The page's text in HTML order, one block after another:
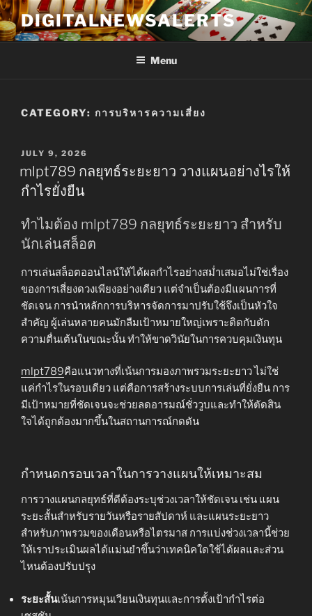
Skip
to
content
DIGITALNEWSALERTS
Menu
CATEGORY: การบริหารความเสี่ยง
POSTED
ON
JULY 9, 2026
mlpt789 กลยุทธ์ระยะยาว วางแผนอย่างไรให้
กำไรยั่งยืน
ทำไมต้อง mlpt789 กลยุทธ์ระยะยาว สำหรับ
นักเล่นสล็อต
การเล่นสล็อตออนไลน์ให้ได้ผลกำไรอย่างสม่ำเสมอไม่ใช่เรื่อง
ของการเสี่ยงดวงเพียงอย่างเดียว แต่จำเป็นต้องมีแผนการที่
ชัดเจน การนำหลักการบริหารจัดการมาปรับใช้จึงเป็นหัวใจ
สำคัญ ผู้เล่นหลายคนมักลืมเป้าหมายใหญ่เพราะติดกับดัก
ความตื่นเต้นในขณะนั้น ทำให้ขาดวินัยในการควบคุมเงินทุน
mlpt789คือแนวทางที่เน้นการมองภาพรวมระยะยาว ไม่ใช่
แค่กำไรในรอบเดียว แต่คือการสร้างระบบการเล่นที่ยั่งยืน การ
มีเป้าหมายที่ชัดเจนจะช่วยลดอารมณ์ชั่ววูบและทำให้ตัดสิน
ใจได้ถูกต้องมากขึ้นในสถานการณ์กดดัน
กำหนดกรอบเวลาในการวางแผนให้เหมาะสม
การวางแผนกลยุทธ์ที่ดีต้องระบุช่วงเวลาให้ชัดเจน เช่น แผน
ระยะสั้นสำหรับรายวันหรือรายสัปดาห์ และแผนระยะยาว
สำหรับภาพรวมของเดือนหรือไตรมาส การแบ่งช่วงเวลานี้ช่วย
ให้เราประเมินผลได้แม่นยำขึ้นว่าเทคนิคใดใช้ได้ผลและส่วน
ไหนต้องปรับปรุง
ระยะสั้นเน้นการหมุนเวียนเงินทุนและการตั้งเป้ากำไรต่อ